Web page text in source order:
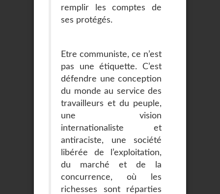
remplir les comptes de
ses protégés.
Etre communiste, ce n’est
pas une étiquette. C’est
défendre une conception
du monde au service des
travailleurs et du peuple,
une vision
internationaliste et
antiraciste, une société
libérée de l’exploitation,
du marché et de la
concurrence, où les
richesses sont réparties